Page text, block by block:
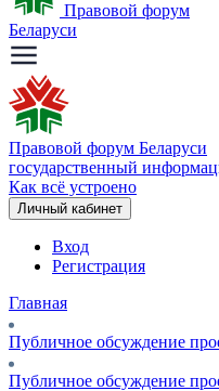
Правовой форум
Беларуси
Правовой форум Беларуси
государственный
Как всё устроено
Личный кабинет
Вход
Регистрация
Главная
Публичное обсуждение
Публичное обсуждение